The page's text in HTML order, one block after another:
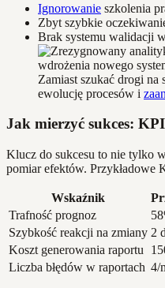
Ignorowanie szkolenia
Zbyt szybkie
Brak systemu walidacji
Zamiast szukać drogi na
ewolucję procesów i
Jak mierzyć sukces:
Klucz do sukcesu to nie tylko
pomiar efektów. Przykładowe
Wskaźnik
Trafność prognoz
Szybkość reakcji na zmiany 2
Koszt generowania raportu
Liczba błędów w raportach 4/